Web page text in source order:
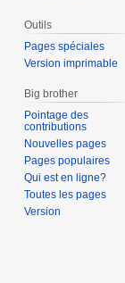
Outils
Pages spéciales
Version imprimable
Big brother
Pointage des
contributions
Nouvelles pages
Pages populaires
Qui est en ligne?
Toutes les pages
Version